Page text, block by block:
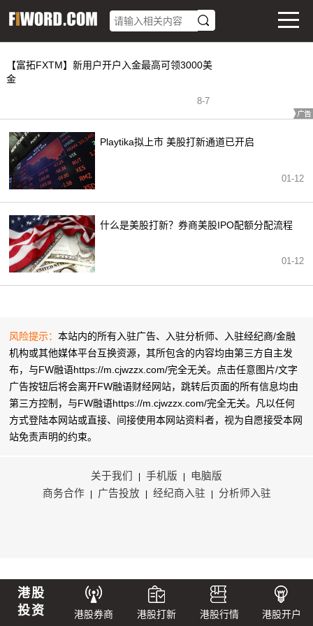
【富拓FXTM】新用户开户入金最高可领3000美
金
8-7
Playtika拟上市 美股打新通道已开启
01-12
什么是美股打新？券商美股IPO配额分配流程
01-12
风险提示：本站内的所有入驻广告、入驻分析师、入驻经纪商/金融
机构或其他媒体平台互换资源，其所包含的内容均由第三方自主发
布，与FW融语https://m.cjwzzx.com/完全无关。点击任意图片/文字
广告按钮后将会离开FW融语财经网站，跳转后页面的所有信息均由
第三方控制，与FW融语https://m.cjwzzx.com/完全无关。凡以任何
方式登陆本网站或直接、间接使用本网站资料者，视为自愿接受本网
站免责声明的约束。
关于我们 | 手机版 |
电脑版
商务合作
| 广告投放 | 经纪商入驻 | 分析师入驻
港股
投资
港股券商 港股打新 港股行情 港股开户